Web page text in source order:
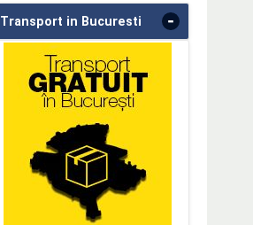
Transport in Bucuresti -